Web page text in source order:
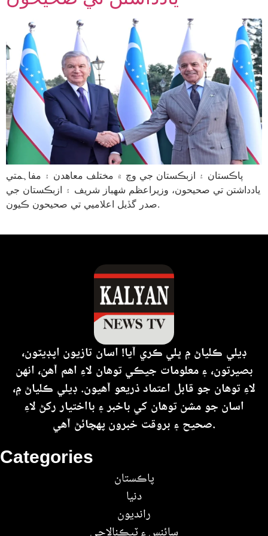
پاڪستان ۽ ازبڪستان جي وچ ۾ مختلف معاهدن ۽ مفاہمتي
يادداشتن تي صحيحون، وزيراعظم شهباز شريف ۽ ازبڪستان جي
صدر گڏيل اعلاميي تي صحيحون ڪيون.
Categories
پاڪستان
دنيا
رانديون
ڊيلي ڪلياڻ ۾ ڀلي ڪري آيا! اسان تازيون اپڊيٽون،
بصيرتون، ۽ معلومات جيڪي توهان لاءِ اهم آهن، انهن
لاءِ توهان جو قابل اعتماد ذريعو آهيون. ڊيلي ڪلياڻ ۾،
اسان جو مشن توهان کي باخبر ۽ بااختيار رکڻ لاءِ
صحيح ۽ بروقت خبرون پهچائڻ آهي.